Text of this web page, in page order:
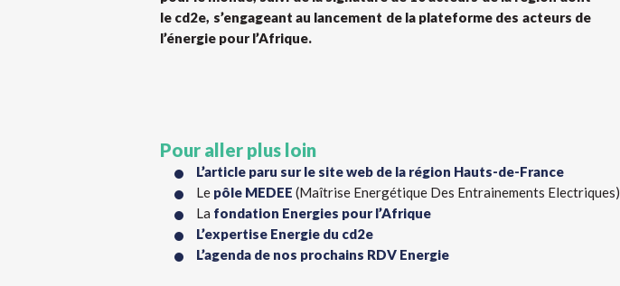
le cd2e, s’engageant au lancement de la plateforme des acteurs de
l’énergie pour l’Afrique.
Pour aller plus loin
L’article paru sur le site web de la région Hauts-de-France
Le pôle MEDEE (Maîtrise Energétique Des Entrainements Electriques)
La fondation Energies pour l’Afrique
L’expertise Energie du cd2e
L’agenda de nos prochains RDV Energie